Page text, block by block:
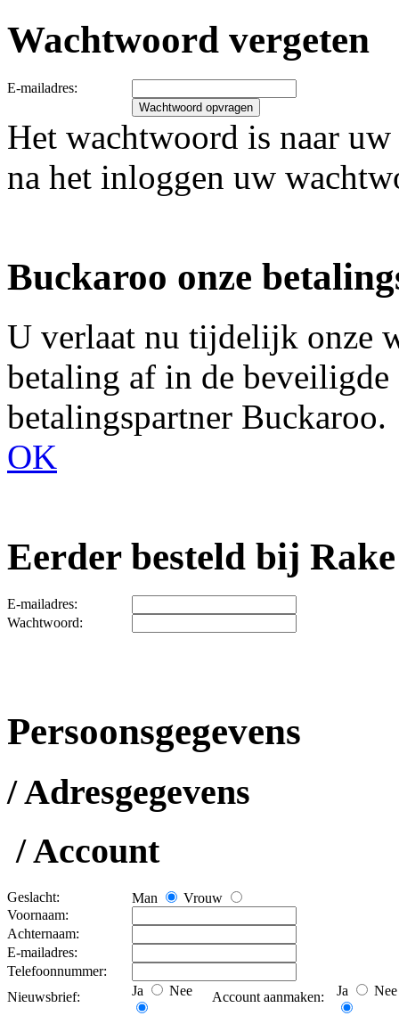
Wachtwoord vergeten
E-mailadres:
Het wachtwoord is naar
na het inloggen uw
Buckaroo onze
U verlaat nu tijdelijk onze
betaling af in de
betalingspartner Buckaroo.
OK
Eerder besteld bij
E-mailadres:
Wachtwoord:
Persoonsgegevens
/ Adresgegevens
/ Account
Geslacht: Man
Vrouw
Voornaam:
Achternaam:
E-mailadres:
Telefoonnummer:
Nieuwsbrief:
Ja Nee Account aanmaken: Ja Nee